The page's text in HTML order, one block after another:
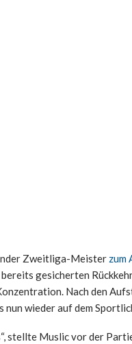
Zweitliga-Meister zum
gesicherten
Nach den
nun wieder auf dem
stellte Muslic vor der